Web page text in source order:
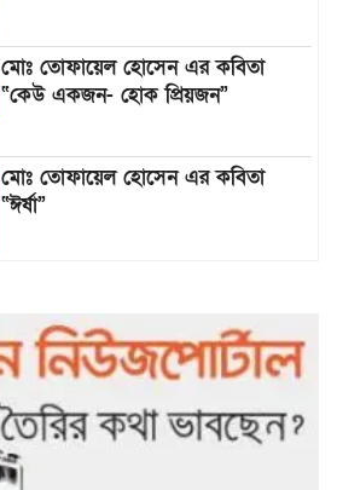
মোঃ তোফায়েল হোসেন এর কবিতা
“কেউ একজন- হোক প্রিয়জন”
মোঃ তোফায়েল হোসেন এর কবিতা
“ঈর্ষা”
আটকে পড়া ১০ পর্যটককে উদ্ধার করল
পুলিশ ও ফায়ার সার্ভিস
গাছ না কেটে আমাদের পুড়িয়ে মারলে
ভালো হতো’: বন বিভাগের নিষ্ঠুরতায়
নিঃস্ব কৃষক